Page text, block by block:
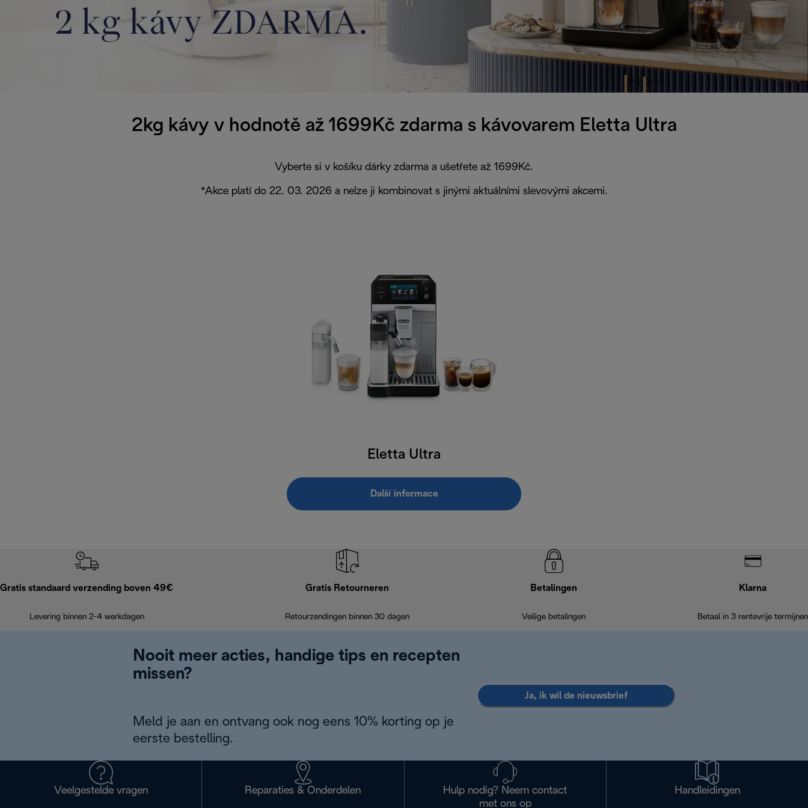
2kg kávy v hodnotě až 1699Kč zdarma s kávovarem Eletta Ultra
Vyberte si v košíku dárky zdarma a ušetřete až 1699Kč.
*Akce platí do 22. 03. 2026 a nelze ji kombinovat s jinými aktuálními slevovými akcemi.
Eletta Ultra
Další informace
Gratis standaard verzending boven 49€
Levering binnen 2-4 werkdagen
Gratis Retourneren
Retourzendingen binnen 30 dagen
Betalingen
Veilige betalingen
Klarna
Betaal in 3 rentevrije termijnen
Nooit meer acties, handige tips en recepten
missen?
Meld je aan en ontvang ook nog eens 10% korting op je
eerste bestelling.
Ja, ik wil de nieuwsbrief
Veelgestelde vragen Reparaties & Onderdelen
Hulp nodig? Neem contact
met ons op
Handleidingen